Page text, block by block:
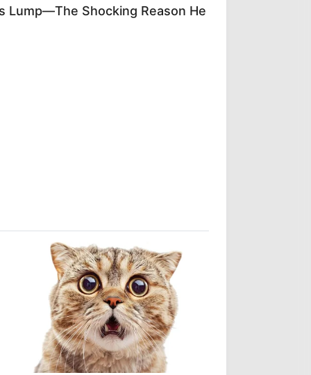
Lump—The Shocking Reason He